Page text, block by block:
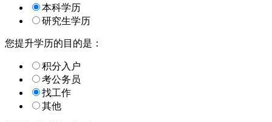
本科学历
研究生学历
您提升学历的目的是：
积分入户
考公务员
找工作
其他